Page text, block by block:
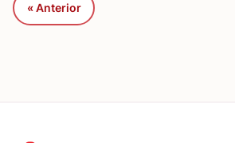
« Anterior